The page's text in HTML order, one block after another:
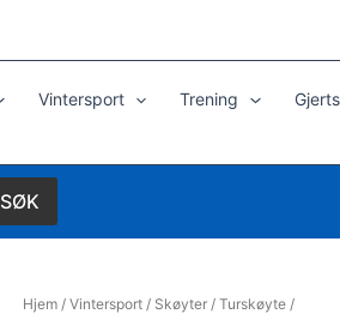
Vintersport Trening
SØK
Hjem/ Vintersport/ Skøyter/ Turskøyte/